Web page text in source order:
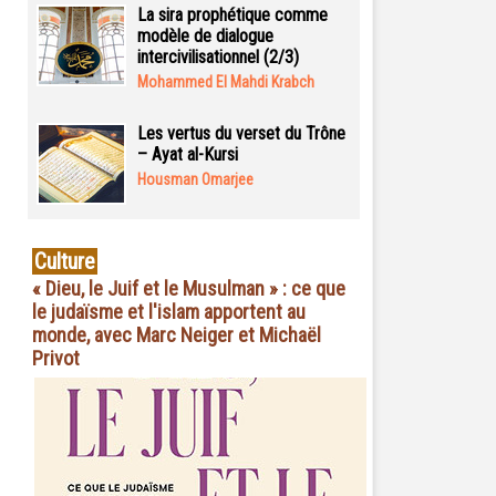
La sira prophétique comme
modèle de dialogue
intercivilisationnel (2/3)
Mohammed El Mahdi Krabch
Les vertus du verset du Trône
– Ayat al-Kursi
Housman Omarjee
Culture
« Dieu, le Juif et le Musulman » : ce que
le judaïsme et l'islam apportent au
monde, avec Marc Neiger et Michaël
Privot